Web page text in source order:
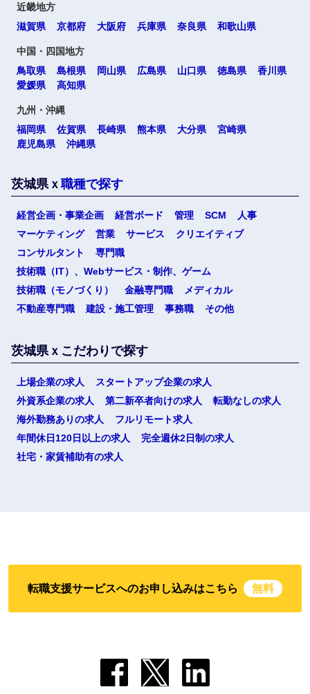
近畿地方
滋賀県
京都府 大阪府 兵庫県 奈良県 和歌山県
中国・四国地方
鳥取県
島根県 岡山県 広島県 山口県 徳島県
香川県
愛媛県
高知県
九州・沖縄
福岡県
佐賀県 長崎県 熊本県 大分県
宮崎県
鹿児島県
沖縄県
茨城県ｘ 職種で探す
経営企画・事業企画 経営ボード 管理 SCM
人事
マーケティング
営業 サービス
クリエイティブ
コンサルタント
専門職
技術職（IT）、Webサービス・制作、ゲーム
技術職（モノづくり）
金融専門職
メディカル
不動産専門職
建設・施工管理 事務職 その他
茨城県ｘこだわりで探す
上場企業の求人
スタートアップ企業の求人
外資系企業の求人
第二新卒者向けの求人
転勤なしの求人
海外勤務ありの求人
フルリモート求人
年間休日120日以上の求人
完全週休2日制の求人
社宅・家賃補助有の求人
転職支援サービスへのお申し込みはこちら 無料